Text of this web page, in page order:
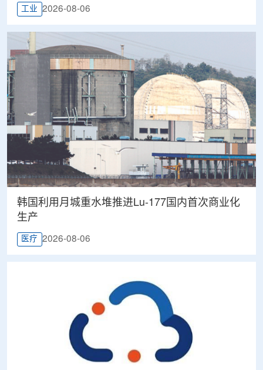
工业 2026-08-06
韩国利用月城重水堆推进Lu-177国内首次商业化
生产
医疗 2026-08-06